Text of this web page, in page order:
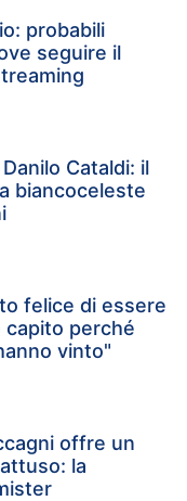
probabili
seguire il
Cataldi: il
biancoceleste
felice di essere
capito perché
vinto"
offre un
la